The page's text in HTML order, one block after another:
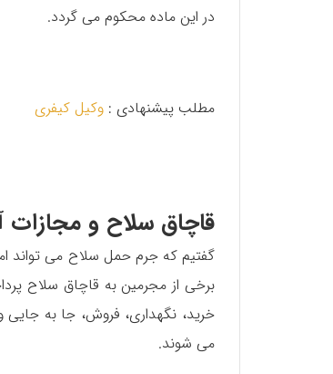
در این ماده محکوم می گردد.
مطلب پیشنهادی : وکیل کیفری
قاچاق سلاح و مجازات
گفتیم که جرم حمل سلاح می تواند
برخی از مجرمین به قاچاق سلاح
خرید، نگهداری، فروش، جا به
می شوند.